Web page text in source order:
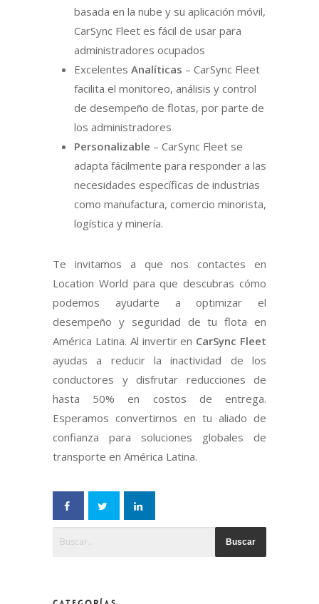
basada en la nube y su aplicación móvil,
CarSync Fleet es fácil de usar para
administradores ocupados
Excelentes Analíticas – CarSync Fleet
facilita el monitoreo, análisis y control
de desempeño de flotas, por parte de
los administradores
Personalizable – CarSync Fleet se
adapta fácilmente para responder a las
necesidades específicas de industrias
como manufactura, comercio minorista,
logística y minería.
Te invitamos a que nos contactes en
Location World para que descubras cómo
podemos ayudarte a optimizar el
desempeño y seguridad de tu flota en
América Latina. Al invertir en CarSync Fleet
ayudas a reducir la inactividad de los
conductores y disfrutar reducciones de
hasta 50% en costos de entrega.
Esperamos convertirnos en tu aliado de
confianza para soluciones globales de
transporte en América Latina.
Esto es un campo de búsqueda con una función de